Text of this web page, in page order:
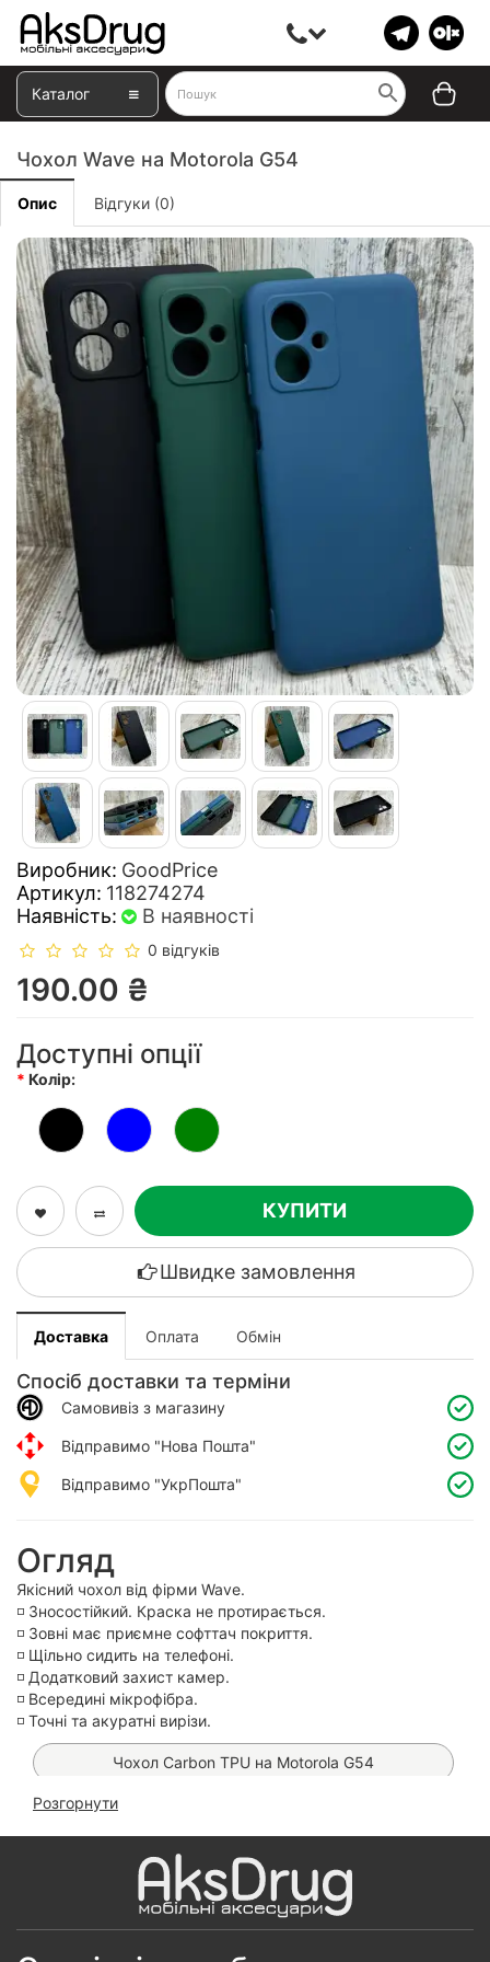
Каталог
Чохол Wave на Motorola G54
Опис Відгуки (0)
Виробник: GoodPrice
Артикул: 118274274
Наявність:
В наявності
0 відгуків
190.00 ₴
Доступні опції
Колір:
КУПИТИ
Швидке замовлення
Доставка Оплата Обмін
Спосіб доставки та терміни
Самовивіз з магазину
Відправимо "Нова Пошта"
Відправимо "УкрПошта"
Огляд
Якісний чохол від фірми Wave.
◽️ Зносостійкий. Краска не протирається.
◽️ Зовні має приємне софттач покриття.
◽️ Щільно сидить на телефоні.
◽️ Додатковий захист камер.
◽️ Всередині мікрофібра.
◽️ Точні та акуратні вирізи.
Чохол Carbon TPU на Motorola G54
Чохол Matt Luxury на Motorola G54
Чохол Matt Ring на Motorola G54
Чохол Anti-Broken TPU на Motorola G54
Розгорнути